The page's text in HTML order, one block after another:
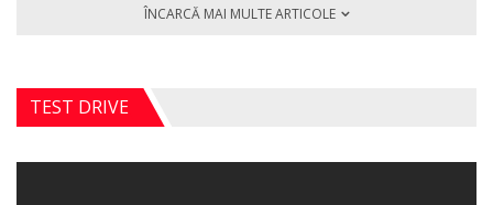
ÎNCARCĂ MAI MULTE ARTICOLE
TEST DRIVE